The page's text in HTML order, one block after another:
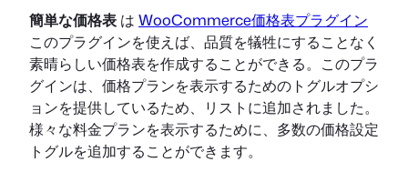
簡単な価格表 は WooCommerce価格表プラグイン
このプラグインを使えば、品質を犠牲にすることなく
素晴らしい価格表を作成することができる。このプラ
グインは、価格プランを表示するためのトグルオプシ
ョンを提供しているため、リストに追加されました。
様々な料金プランを表示するために、多数の価格設定
トグルを追加することができます。